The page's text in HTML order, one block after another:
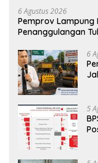
6 Agustus 2026
Pemprov Lampung
Penanggulangan
6
5